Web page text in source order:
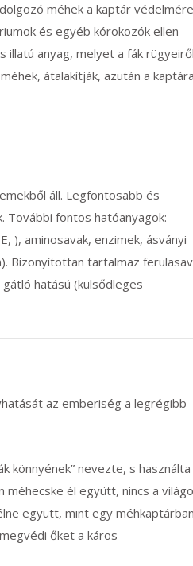
méhek a kaptár
és egyéb kórokozók ellen
illatú anyag, melyet a fák
átalakítják, azután a
áll. Legfontosabb és
További fontos hatóanyagok:
), aminosavak, enzimek, ásványi
Bizonyítottan tartalmaz
hatású (külsődleges
az emberiség a legrégibb
könnyének” nevezte, s használta
méhecske él együtt, nincs a
együtt, mint egy
őket a káros